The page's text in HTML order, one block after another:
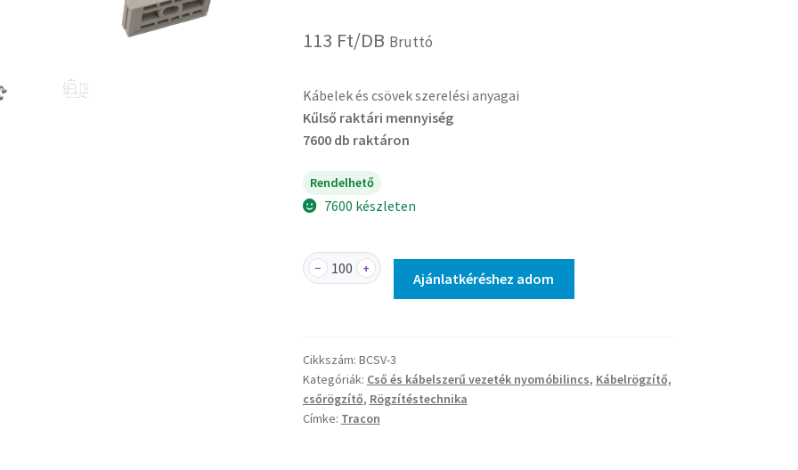
113 Ft/DB Bruttó
Kábelek és csövek szerelési anyagai
Kűlső raktári mennyiség
7600 db raktáron
Rendelhető
7600 készleten
BCSV-
és
csőrögzítő,
sorolható,
szürke
− +
Ajánlatkéréshez adom
Cikkszám: BCSV-3
Kategóriák: Cső és kábelszerű vezeték nyomóbilincs, Kábelrögzítő,
csőrögzítő, Rögzítéstechnika
Címke: Tracon